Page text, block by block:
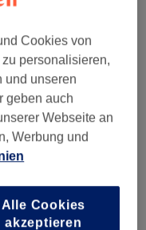
65 €
09:00–18:00
09:00–18:00
Cookies von
personalisieren,
und unseren
geben auch
Webseite an
Werbung und
Alle Cookies
akzeptieren